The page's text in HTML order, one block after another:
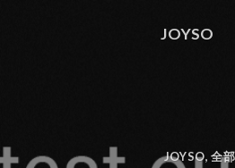
JOYSO
JOYSO,全部